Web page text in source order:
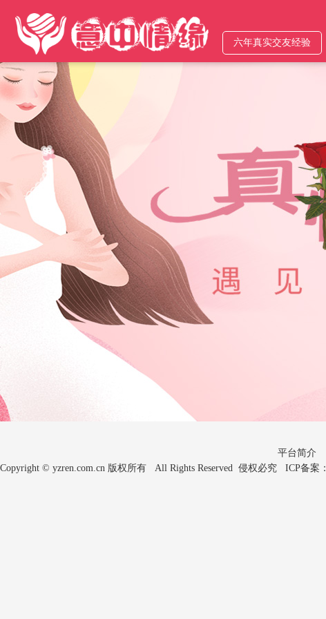
六年真实交友经验
平台简介
Copyright © yzren.com.cn 版权所有 All Rights Reserved 侵权必究 ICP备案：